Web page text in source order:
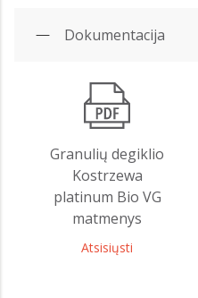
Dokumentacija
Granulių degiklio
Kostrzewa
platinum Bio VG
matmenys
Atsisiųsti